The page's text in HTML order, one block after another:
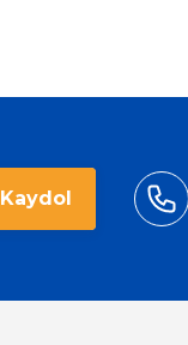
Kaydol